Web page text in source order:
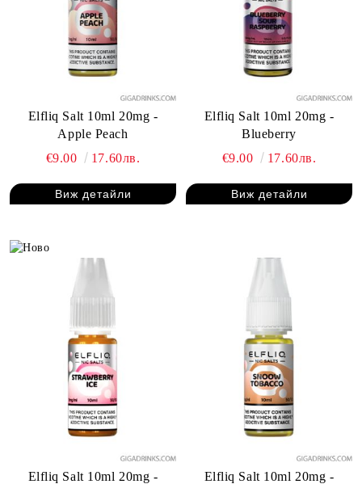
Elfliq Salt 10ml 20mg -
Apple Peach
€9.00
17.60лв.
Виж детайли
Elfliq Salt 10ml 20mg -
Blueberry
€9.00
17.60лв.
Виж детайли
Elfliq Salt 10ml 20mg -
Elfliq Salt 10ml 20mg -